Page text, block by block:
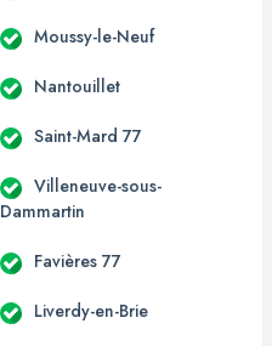
Moussy-le-Neuf
Nantouillet
Saint-Mard 77
Villeneuve-sous-
Dammartin
Favières 77
Liverdy-en-Brie